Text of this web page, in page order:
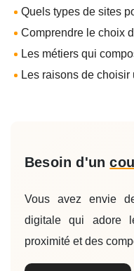
Quels types de sites
Comprendre le choix
Les métiers qui
Les raisons de
Besoin d'un
Vous avez envie
digitale qui adore
proximité et des